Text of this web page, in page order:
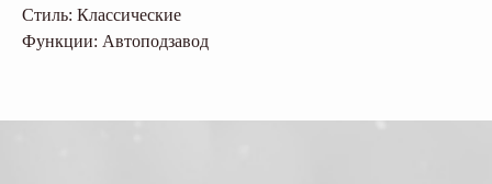
Стиль: Классические
Функции: Автоподзавод